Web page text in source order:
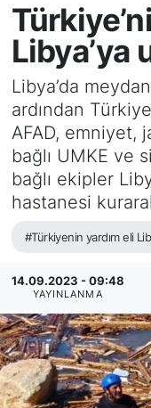
Libya’ya
Libya’da
ardından
AFAD, emniyet,
bağlı UMKE ve
bağlı ekipler
hastanesi
#Türkiyenin yardım eli
14.09.2023 - 09:48
YAYINLANMA
HAMBURG
SPOR
DEUTSCH
EKONOMİ
SİYASET
SAĞLIK
Puan
Tüm
Son Dakika
Haber Arşivi